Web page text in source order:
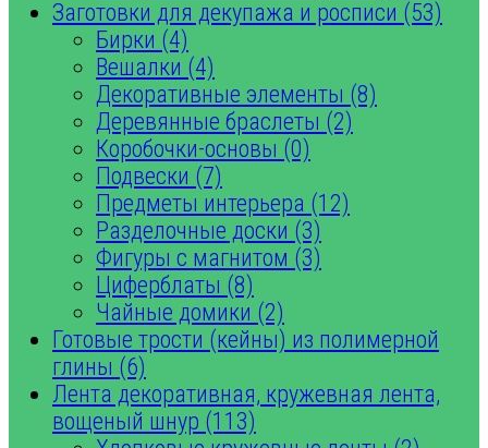
Заготовки для декупажа и росписи (53)
Бирки (4)
Вешалки (4)
Декоративные элементы (8)
Деревянные браслеты (2)
Коробочки-основы (0)
Подвески (7)
Предметы интерьера (12)
Разделочные доски (3)
Фигуры с магнитом (3)
Циферблаты (8)
Чайные домики (2)
Готовые трости (кейны) из полимерной
глины (6)
Лента декоративная, кружевная лента,
вощеный шнур (113)